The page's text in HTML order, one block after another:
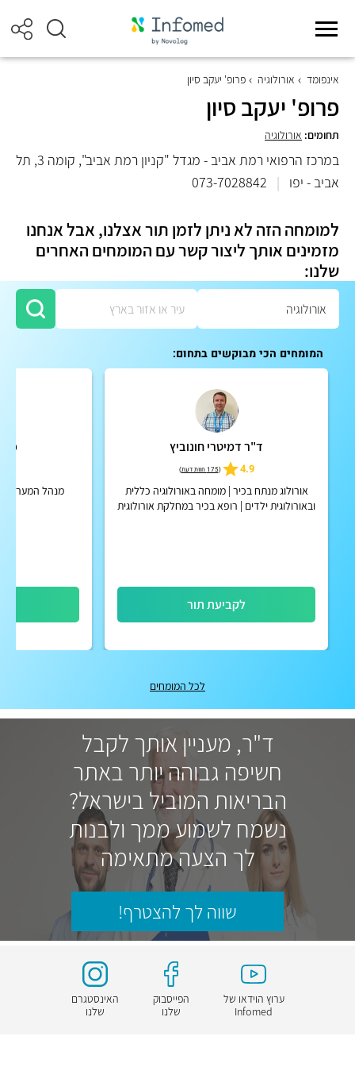
אינפומד אורולוגיה פרופ' יעקב סיון
פרופ' יעקב סיון
תחומים: אורולוגיה
במרכז הרפואי רמת אביב - מגדל "קניון רמת אביב", קומה 3, תל
אביב - יפו
|
073-7028842
למומחה הזה לא ניתן לזמן תור אצלנו, אבל אנחנו
מזמינים אותך ליצור קשר עם המומחים האחרים
שלנו:
המומחים הכי מבוקשים בתחום:
ד"ר דמיטרי חונוביץ
4.9
(175 חוות דעת )
אורולוג מנתח בכיר | מומחה באורולוגיה כללית
ובאורולוגית ילדים | רופא בכיר במחלקת אורולוגית
לקביעת תור
מנהל המערך
לכל המומחים
ד"ר, מעניין אותך לקבל
חשיפה גבוהה יותר באתר
הבריאות המוביל בישראל?
נשמח לשמוע ממך ולבנות
לך הצעה מתאימה
שווה לך להצטרף!
ערוץ הוידאו של
Infomed
הפייסבוק
שלנו
האינסטגרם
שלנו